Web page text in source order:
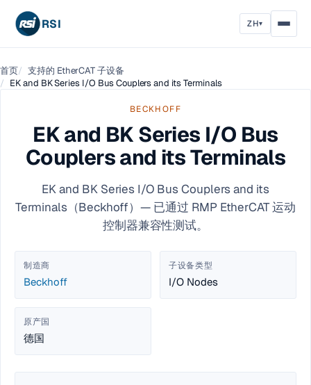
RSI ZH▾
首页
支持的 EtherCAT 子设备
EK and BK Series I/O Bus Couplers and its Terminals
BECKHOFF
EK and BK Series I/O Bus
Couplers and its Terminals
EK and BK Series I/O Bus Couplers and its
Terminals（Beckhoff）— 已通过 RMP EtherCAT 运动
控制器兼容性测试。
制造商
Beckhoff
子设备类型
I/O Nodes
原产国
德国